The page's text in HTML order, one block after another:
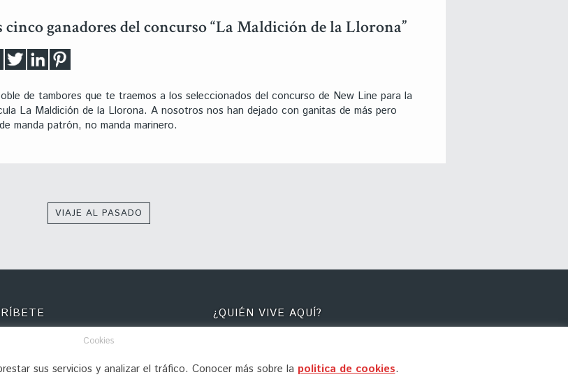
cinco ganadores del concurso “La Maldición de la Llorona”
de tambores que te traemos a los seleccionados del concurso de New Line para la
La Maldición de la Llorona. A nosotros nos han dejado con ganitas de más pero
manda patrón, no manda marinero.
VIAJE AL PASADO
nuestra newsletter para estar al tanto de
¿QUIÉN VIVE AQUÍ?
encantan, proyectos que les flipan, recursos que te
Cookies
sus servicios y analizar el tráfico. Conocer más sobre la politica de cookies.